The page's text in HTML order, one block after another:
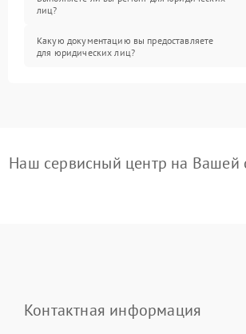
лиц?
Какую документацию вы предоставляете
для юридических лиц?
Наш сервисный центр на Вашей
Контактная информация